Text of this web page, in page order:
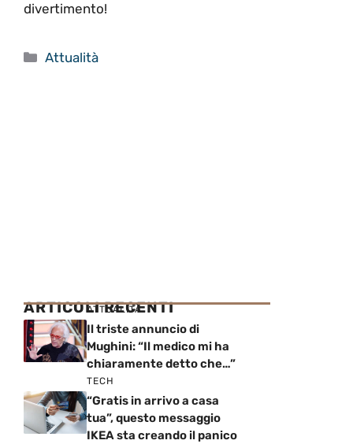
divertimento!
Categorie
Attualità
ARTICOLI RECENTI
ATTUALITÀ
Il triste annuncio di
Mughini: “Il medico mi ha
chiaramente detto che…”
TECH
“Gratis in arrivo a casa
tua”, questo messaggio
IKEA sta creando il panico